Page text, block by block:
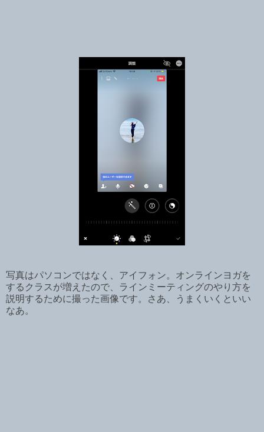
写真はパソコンではなく、アイフォン。オンラインヨガを
するクラスが増えたので、ラインミーティングのやり方を
説明するために撮った画像です。さあ、うまくいくといい
なあ。